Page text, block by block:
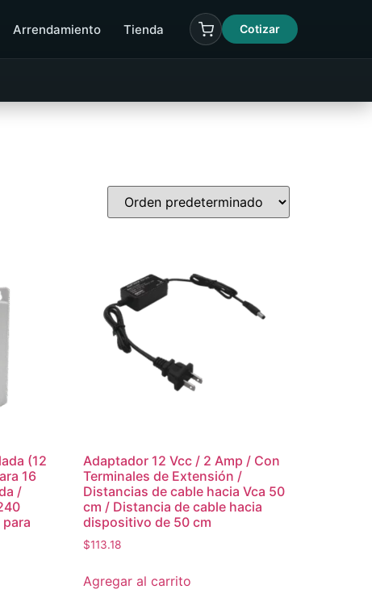
Arrendamiento Tienda Cotizar
(12
16
/
Adaptador 12 Vcc / 2 Amp / Con
Terminales de Extensión /
Distancias de cable hacia Vca 50
cm / Distancia de cable hacia
dispositivo de 50 cm
$113.18
Agregar al carrito